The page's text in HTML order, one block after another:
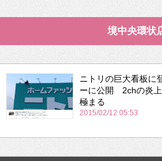
境中央環状
ニトリの巨大看板に
ーに公開 2chの炎上
極まる
2015/02/12 05:53